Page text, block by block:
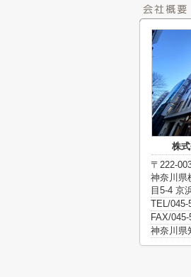
株
〒222-
神奈川県
目5-4 京
TEL/045-
FAX/
神奈川県